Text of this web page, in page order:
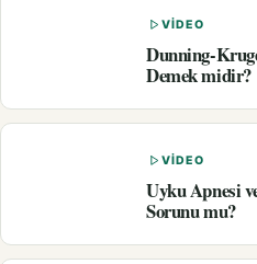
VIDEO
Dunning-
Demek midir?
VIDEO
Uyku Apnesi
Sorunu mu?